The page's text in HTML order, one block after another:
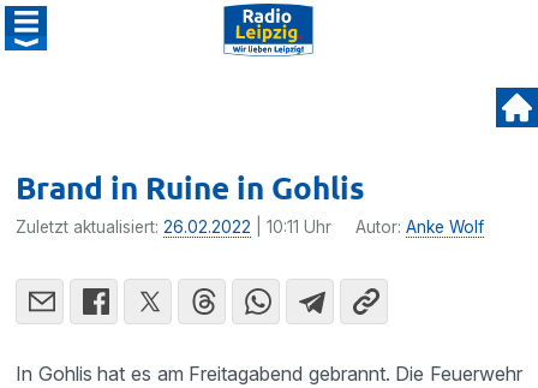
Brand in Ruine in Gohlis
Zuletzt aktualisiert:26.02.2022 | 10:11 Uhr Autor:Anke Wolf
In Gohlis hat es am Freitagabend gebrannt. Die Feuerwehr